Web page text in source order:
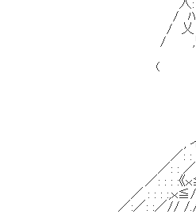
人: |: : : :|んｨﾊ::.
/ ﾊ:|: : : :|乂辷ﾉ
/ 乂 |∧: :|:.ゝ
/ ,ﾘ
| ,r.:|`ト=-‐
( | /(V /∨∧/,ｲ
ゞili》,,rf {三
乂メilililili∨ｘ≦ili,::
}: :乂ililiｌｉ《
/: : :i｀¨≧ゞ‐-/:
/: : : :|-ｭ」
, イ: : ,rf《,r从ﾙ
／: : :／///{i /r７弌}/
／: : ／ゞｘ≦三`ト=
／: : : :《ｘ≦ ,r==xilil/
／ : : : :,ｘ≦/il////iliｌ/
／:／: :／// /.///./iliｌ/